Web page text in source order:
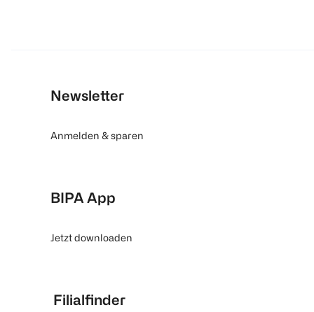
Newsletter
Anmelden & sparen
BIPA App
Jetzt downloaden
Filialfinder